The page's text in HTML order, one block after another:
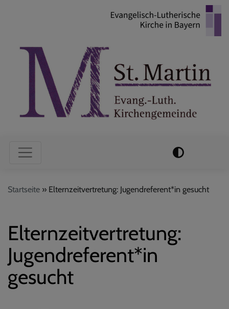
Hauptnavigation
Startseite Elternzeitvertretung: Jugendreferent*in gesucht
Elternzeitvertretung:
Jugendreferent*in
gesucht